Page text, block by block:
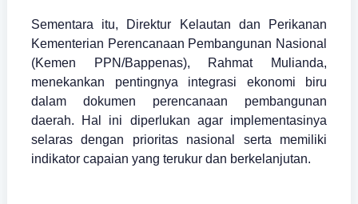
Sementara itu, Direktur Kelautan dan Perikanan
Kementerian Perencanaan Pembangunan Nasional
(Kemen PPN/Bappenas), Rahmat Mulianda,
menekankan pentingnya integrasi ekonomi biru
dalam dokumen perencanaan pembangunan
daerah. Hal ini diperlukan agar implementasinya
selaras dengan prioritas nasional serta memiliki
indikator capaian yang terukur dan berkelanjutan.